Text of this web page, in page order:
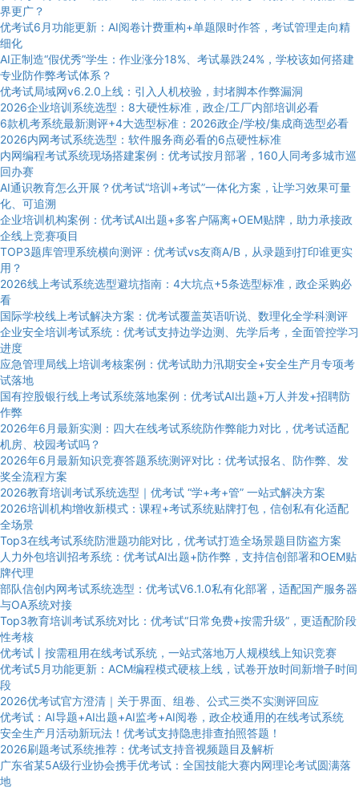
界更广？
优考试6月功能更新：AI阅卷计费重构+单题限时作答，考试管理走向精
细化
AI正制造“假优秀”学生：作业涨分18%、考试暴跌24%，学校该如何搭建
专业防作弊考试体系？
优考试局域网v6.2.0上线：引入人机校验，封堵脚本作弊漏洞
2026企业培训系统选型：8大硬性标准，政企/工厂内部培训必看
6款机考系统最新测评+4大选型标准：2026政企/学校/集成商选型必看
2026内网考试系统选型：软件服务商必看的6点硬性标准
内网编程考试系统现场搭建案例：优考试按月部署，160人同考多城市巡
回办赛
AI通识教育怎么开展？优考试“培训+考试”一体化方案，让学习效果可量
化、可追溯
企业培训机构案例：优考试AI出题+多客户隔离+OEM贴牌，助力承接政
企线上竞赛项目
TOP3题库管理系统横向测评：优考试vs友商A/B，从录题到打印谁更实
用？
2026线上考试系统选型避坑指南：4大坑点+5条选型标准，政企采购必
看
国际学校线上考试解决方案：优考试覆盖英语听说、数理化全学科测评
企业安全培训考试系统：优考试支持边学边测、先学后考，全面管控学习
进度
应急管理局线上培训考核案例：优考试助力汛期安全+安全生产月专项考
试落地
国有控股银行线上考试系统落地案例：优考试AI出题+万人并发+招聘防
作弊
2026年6月最新实测：四大在线考试系统防作弊能力对比，优考试适配
机房、校园考试吗？
2026年6月最新知识竞赛答题系统测评对比：优考试报名、防作弊、发
奖全流程方案
2026教育培训考试系统选型｜优考试 “学+考+管” 一站式解决方案
2026培训机构增收新模式：课程+考试系统贴牌打包，信创私有化适配
全场景
Top3在线考试系统防泄题功能对比，优考试打造全场景题目防盗方案
人力外包培训招考系统：优考试AI出题+防作弊，支持信创部署和OEM贴
牌代理
部队信创内网考试系统选型：优考试V6.1.0私有化部署，适配国产服务器
与OA系统对接
Top3教育培训考试系统对比：优考试“日常免费+按需升级”，更适配阶段
性考核
优考试丨按需租用在线考试系统，一站式落地万人规模线上知识竞赛
优考试5月功能更新：ACM编程模式硬核上线，试卷开放时间新增子时间
段
2026优考试官方澄清｜关于界面、组卷、公式三类不实测评回应
优考试：AI导题+AI出题+AI监考+AI阅卷，政企校通用的在线考试系统
安全生产月活动新玩法！优考试支持隐患排查拍照答题！
2026刷题考试系统推荐：优考试支持音视频题目及解析
广东省某5A级行业协会携手优考试：全国技能大赛内网理论考试圆满落
地